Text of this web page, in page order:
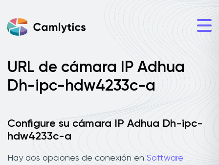
URL de cámara IP Adhua
Dh-ipc-hdw4233c-a
Configure su cámara IP Adhua Dh-ipc-
hdw4233c-a
Hay dos opciones de conexión en Software